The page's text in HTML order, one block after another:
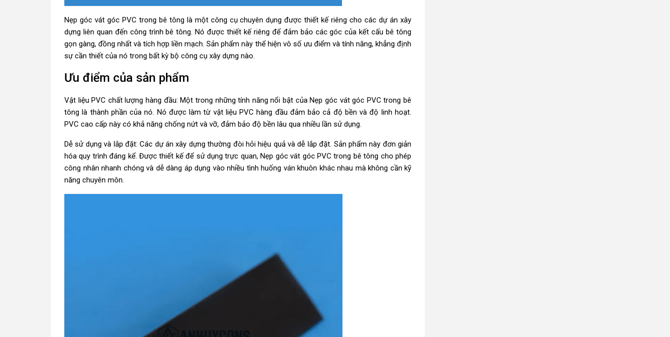
Nẹp góc vát góc PVC trong bê tông là một công cụ chuyên dụng được thiết kế riêng cho các dự án xây
dựng liên quan đến công trình bê tông. Nó được thiết kế riêng để đảm bảo các góc của kết cấu bê tông
gọn gàng, đồng nhất và tích hợp liền mạch. Sản phẩm này thể hiện vô số ưu điểm và tính năng, khẳng định
sự cần thiết của nó trong bất kỳ bộ công cụ xây dựng nào.
Ưu điểm của sản phẩm
Vật liệu PVC chất lượng hàng đầu: Một trong những tính năng nổi bật của Nẹp góc vát góc PVC trong bê
tông là thành phần của nó. Nó được làm từ vật liệu PVC hàng đầu đảm bảo cả độ bền và độ linh hoạt.
PVC cao cấp này có khả năng chống nứt và vỡ, đảm bảo độ bền lâu qua nhiều lần sử dụng.
Dễ sử dụng và lắp đặt: Các dự án xây dựng thường đòi hỏi hiệu quả và dễ lắp đặt. Sản phẩm này đơn giản
hóa quy trình đáng kể. Được thiết kế để sử dụng trực quan, Nẹp góc vát góc PVC trong bê tông cho phép
công nhân nhanh chóng và dễ dàng áp dụng vào nhiều tình huống ván khuôn khác nhau mà không cần kỹ
năng chuyên môn.